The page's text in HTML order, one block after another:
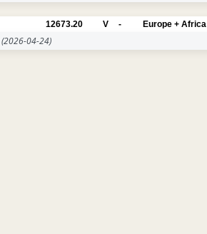
12673.20 V - Europe + Africa
(2026-04-24)